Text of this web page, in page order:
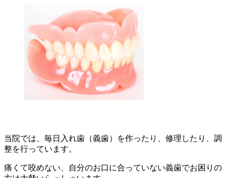
当院では、毎日入れ歯（義歯）を作ったり、修理したり、調
整を行っています。
痛くて咬めない、自分のお口に合っていない義歯でお困りの